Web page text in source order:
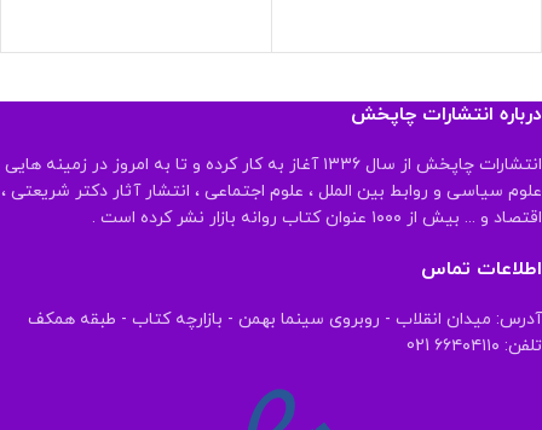
درباره انتشارات چاپخش
انتشارات چاپخش از سال ۱۳۳۶ آغاز به کار کرده و تا به امروز در زمینه هایی
علوم سیاسی و روابط بین الملل ، علوم اجتماعی ، انتشار آثار دکتر شریعتی ،
اقتصاد و ... بیش از ۱۰۰۰ عنوان کتاب روانه بازار نشر کرده است .
اطلاعات تماس
آدرس: میدان انقلاب - روبروی سینما بهمن - بازارچه کتاب - طبقه همکف
تلفن: ۶۶۴۰۴۱۱۰ 021